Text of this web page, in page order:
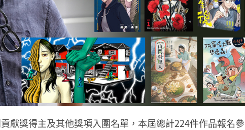
獻獎得主及其他獎項入圍名單，本屆總計224件作品報名參